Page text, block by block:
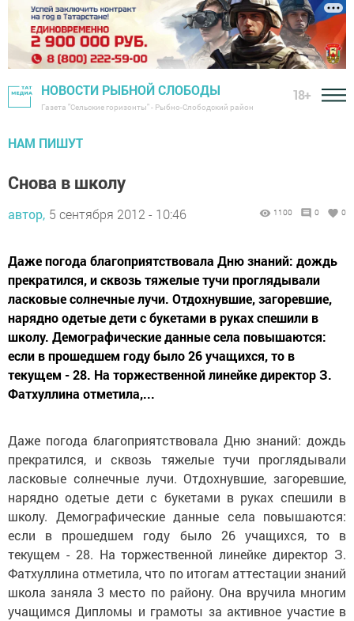
НОВОСТИ РЫБНОЙ СЛОБОДЫ
Газета "Сельские горизонты" - Рыбно-Слободский район
18+
НАМ ПИШУТ
Снова в школу
автор, 5 сентября 2012 - 10:46 1100 0 0
Даже погода благоприятствовала Дню знаний: дождь
прекратился, и сквозь тяжелые тучи проглядывали
ласковые солнечные лучи. Отдохнувшие, загоревшие,
нарядно одетые дети с букетами в руках спешили в
школу. Демографические данные села повышаются:
если в прошедшем году было 26 учащихся, то в
текущем - 28. На торжественной линейке директор З.
Фатхуллина отметила,...
Даже погода благоприятствовала Дню знаний: дождь
прекратился, и сквозь тяжелые тучи проглядывали
ласковые солнечные лучи. Отдохнувшие, загоревшие,
нарядно одетые дети с букетами в руках спешили в
школу. Демографические данные села повышаются:
если в прошедшем году было 26 учащихся, то в
текущем - 28. На торжественной линейке директор З.
Фатхуллина отметила, что по итогам аттестации знаний
школа заняла 3 место по району. Она вручила многим
учащимся Дипломы и грамоты за активное участие в